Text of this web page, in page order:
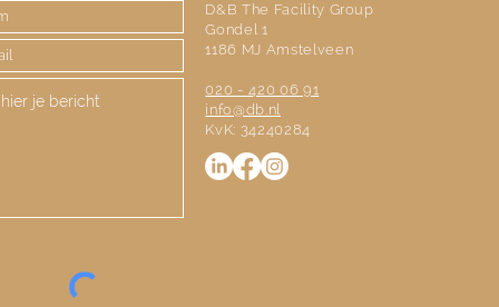
D&B The Facility Group
Gondel 1
1186 MJ Amstelveen
020 - 420 06 91
info@db.nl
KvK: 34240284